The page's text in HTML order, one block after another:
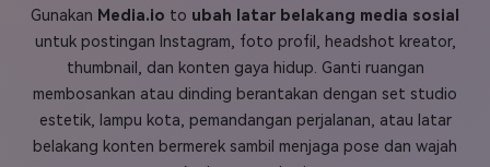
Editor Audio AI
Find More Solutions >>
Panduan Pengguna Apa yang Baru
FAQs Hubungi Kami
Veo3 TOP
Masuk
Gunakan Media.io to ubah latar belakang media sosial
untuk postingan Instagram, foto profil, headshot kreator,
thumbnail, dan konten gaya hidup. Ganti ruangan
membosankan atau dinding berantakan dengan set studio
estetik, lampu kota, pemandangan perjalanan, atau latar
belakang konten bermerek sambil menjaga pose dan wajah